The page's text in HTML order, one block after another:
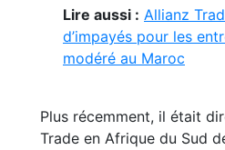
Lire aussi : Allianz
d’impayés pour les
modéré au Maroc
Plus récemment, il était
Trade en Afrique du Sud